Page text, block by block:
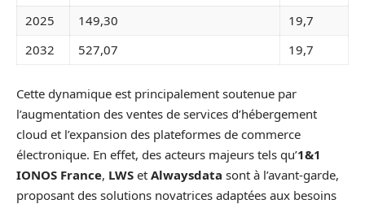
2025
149,30
19,7
2032
527,07 19,7
Cette dynamique est principalement soutenue par
l’augmentation des ventes de services d’hébergement
cloud et l’expansion des plateformes de commerce
électronique. En effet, des acteurs majeurs tels qu’1&1
IONOS France, LWS et Alwaysdata sont à l’avant-garde,
proposant des solutions novatrices adaptées aux besoins